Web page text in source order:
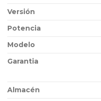
Versión
Potencia
Modelo
Garantia
Almacén